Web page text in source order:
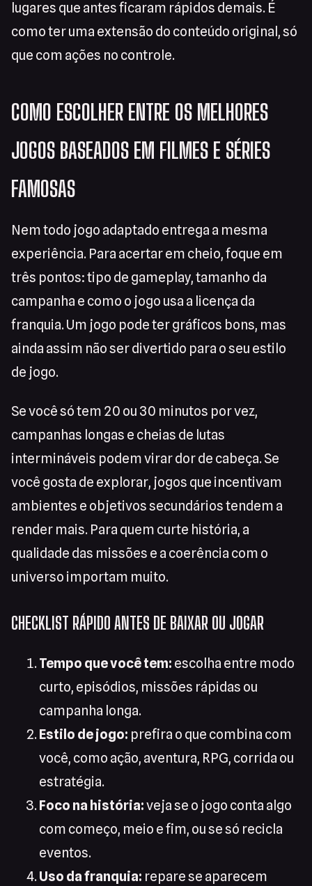
lugares que antes ficaram rápidos demais. É
como ter uma extensão do conteúdo original, só
que com ações no controle.
COMO ESCOLHER ENTRE OS MELHORES
JOGOS BASEADOS EM FILMES E SÉRIES
FAMOSAS
Nem todo jogo adaptado entrega a mesma
experiência. Para acertar em cheio, foque em
três pontos: tipo de gameplay, tamanho da
campanha e como o jogo usa a licença da
franquia. Um jogo pode ter gráficos bons, mas
ainda assim não ser divertido para o seu estilo
de jogo.
Se você só tem 20 ou 30 minutos por vez,
campanhas longas e cheias de lutas
intermináveis podem virar dor de cabeça. Se
você gosta de explorar, jogos que incentivam
ambientes e objetivos secundários tendem a
render mais. Para quem curte história, a
qualidade das missões e a coerência com o
universo importam muito.
CHECKLIST RÁPIDO ANTES DE BAIXAR OU JOGAR
Tempo que você tem: escolha entre modo
curto, episódios, missões rápidas ou
campanha longa.
Estilo de jogo: prefira o que combina com
você, como ação, aventura, RPG, corrida ou
estratégia.
Foco na história:veja se o jogo conta algo
com começo, meio e fim, ou se só recicla
eventos.
Uso da franquia: repare se aparecem